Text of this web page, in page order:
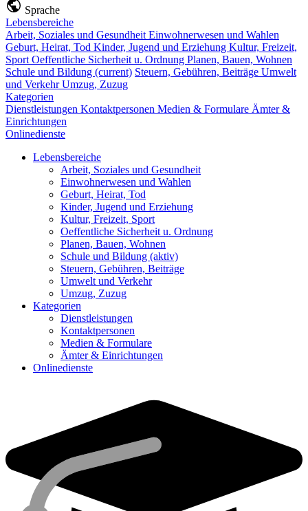
Sprache
Lebensbereiche
Arbeit, Soziales und Gesundheit Einwohnerwesen und Wahlen
Geburt, Heirat, Tod Kinder, Jugend und Erziehung Kultur, Freizeit,
Sport Oeffentliche Sicherheit u. Ordnung Planen, Bauen, Wohnen
Schule und Bildung (current) Steuern, Gebühren, Beiträge Umwelt
und VerkehrUmzug, Zuzug
Kategorien
Dienstleistungen Kontaktpersonen Medien & Formulare Ämter &
Einrichtungen
Onlinedienste
Lebensbereiche
Arbeit, Soziales und Gesundheit
Einwohnerwesen und Wahlen
Geburt, Heirat, Tod
Kinder, Jugend und Erziehung
Kultur, Freizeit, Sport
Oeffentliche Sicherheit u. Ordnung
Planen, Bauen, Wohnen
Schule und Bildung (aktiv)
Steuern, Gebühren, Beiträge
Umwelt und Verkehr
Umzug, Zuzug
Kategorien
Dienstleistungen
Kontaktpersonen
Medien & Formulare
Ämter & Einrichtungen
Onlinedienste